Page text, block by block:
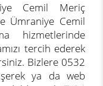
Cemil Meriç
Ümraniye Cemil
hizmetlerinde
tercih ederek
Bizlere 0532
ya da web